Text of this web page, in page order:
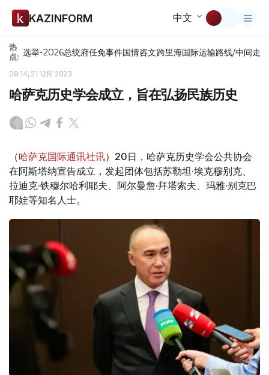
KAZINFORM 中文
热
点: 选举-2026总统府任免事件国情咨文跨里海国际运输路线/中间走廊
08:14, 21 12月 2023
哈萨克历史学会成立，旨在弘扬民族历史
（哈萨克国际通讯社讯）20日，哈萨克历史学会公共协会
在阿斯塔纳宣告成立，发起团体包括苏勒坦·埃克穆别克、
拉迪克·铁穆尔哈利耶夫、阿尔曼詹·拜塔索夫、玛雅·别克巴
耶娃等知名人士。